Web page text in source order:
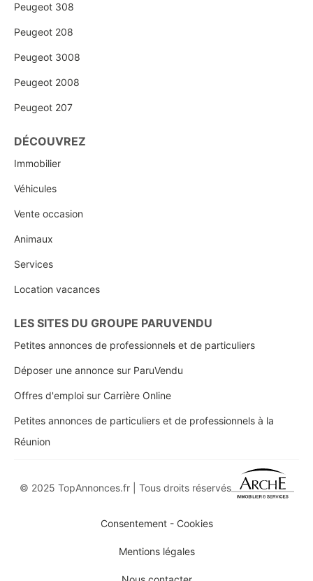
Peugeot 308
Peugeot 208
Peugeot 3008
Peugeot 2008
Peugeot 207
DÉCOUVREZ
Immobilier
Véhicules
Vente occasion
Animaux
Services
Location vacances
LES SITES DU GROUPE PARUVENDU
Petites annonces de professionnels et de particuliers
Déposer une annonce sur ParuVendu
Offres d'emploi sur Carrière Online
Petites annonces de particuliers et de professionnels à la
Réunion
© 2025 TopAnnonces.fr | Tous droits réservés
Consentement - Cookies
Mentions légales